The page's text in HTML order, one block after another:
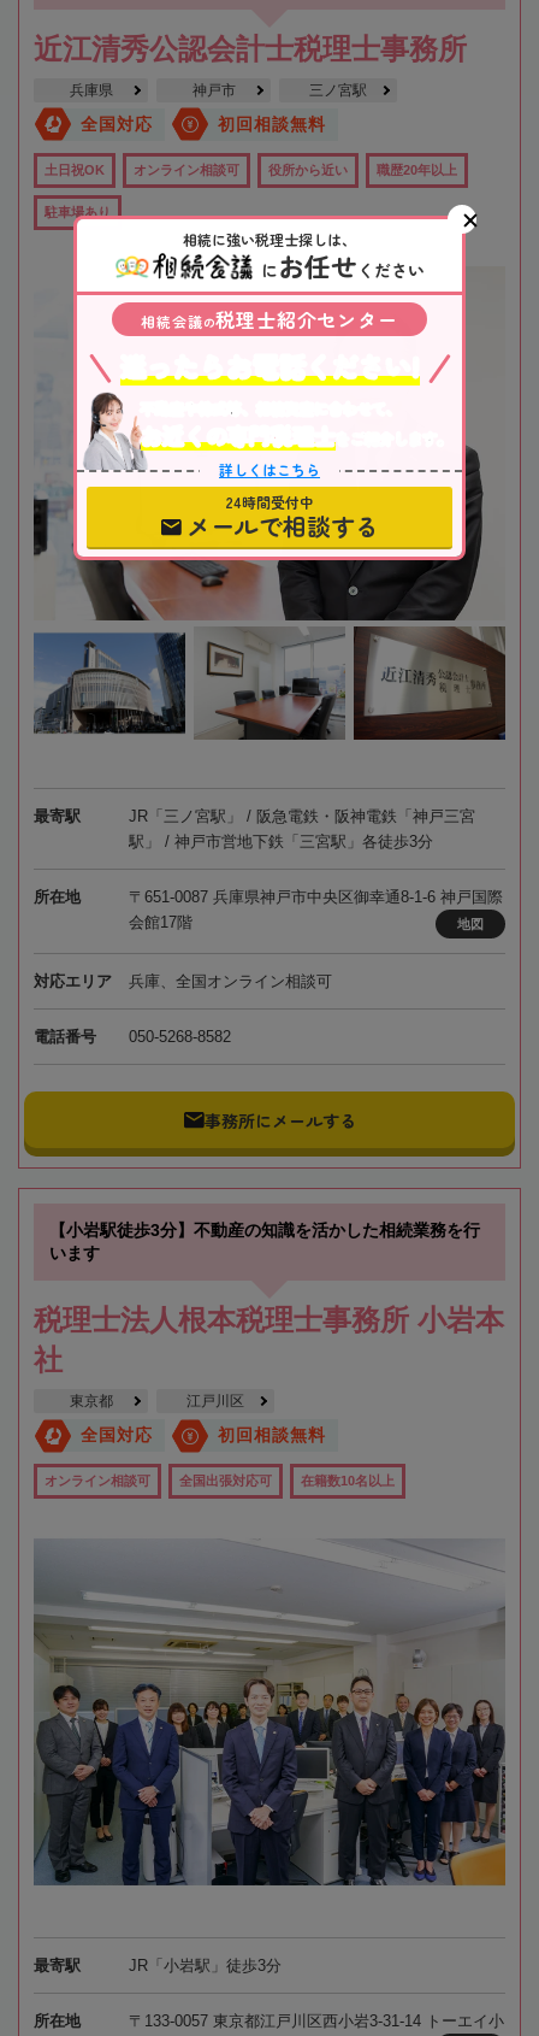
近江清秀公認会計士税理士事務所
兵庫県 神戸市 三ノ宮駅
全国対応 初回相談無料
土日祝OK オンライン相談可 役所から近い 職歴20年以上
駐車場あり
最寄駅
JR「三ノ宮駅」 / 阪急電鉄・阪神電鉄「神戸三宮
駅」 / 神戸市営地下鉄「三宮駅」各徒歩3分
所在地
〒651-0087 兵庫県神戸市中央区御幸通8-1-6 神戸国際
会館17階
地図
対応エリア 兵庫、全国オンライン相談可
電話番号 050-5268-8582
事務所にメールする
【小岩駅徒歩3分】不動産の知識を活かした相続業務を行
います
税理士法人根本税理士事務所 小岩本
社
東京都 江戸川区
全国対応 初回相談無料
オンライン相談可 全国出張対応可 在籍数10名以上
最寄駅 JR「小岩駅」徒歩3分
所在地
〒133-0057 東京都江戸川区西小岩3-31-14 トーエイ小
相続に強い税理士探しは、
にお任せ ください
相続会議の税理士紹介センター
不動産や株式等、相続資産に合わせて、
お近くの専門税理士 をご紹介します。
詳しくはこちら
24時間受付中
メールで相談する